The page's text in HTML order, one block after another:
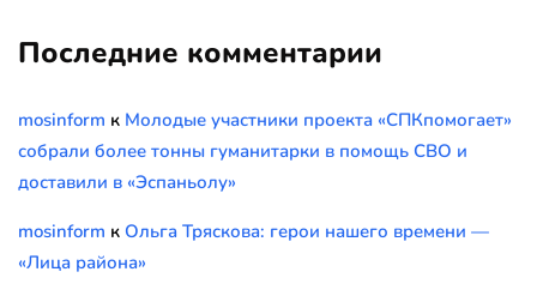
Последние комментарии
mosinform к Молодые участники проекта «СПКпомогает»
собрали более тонны гуманитарки в помощь СВО и
доставили в «Эспаньолу»
mosinform к Ольга Тряскова: герои нашего времени —
«Лица района»